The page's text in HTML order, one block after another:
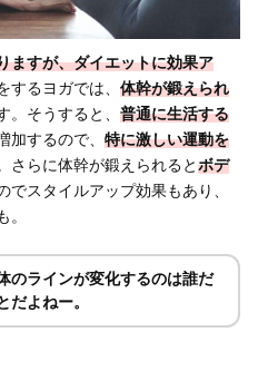
ますが、ダイエットに効果ア
するヨガでは、 体幹が鍛えられ
。そうすると、 普通に生活する
加するので、 特に激しい運動を
さらに体幹が鍛えられるとボデ
でスタイルアップ効果もあり、
。
のラインが変化するのは誰だ
だよねー。